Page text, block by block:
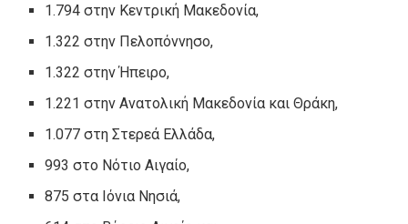
1.794 στην Κεντρική Μακεδονία,
1.322 στην Πελοπόννησο,
1.322 στην Ήπειρο,
1.221 στην Ανατολική Μακεδονία και Θράκη,
1.077 στη Στερεά Ελλάδα,
993 στο Νότιο Αιγαίο,
875 στα Ιόνια Νησιά,